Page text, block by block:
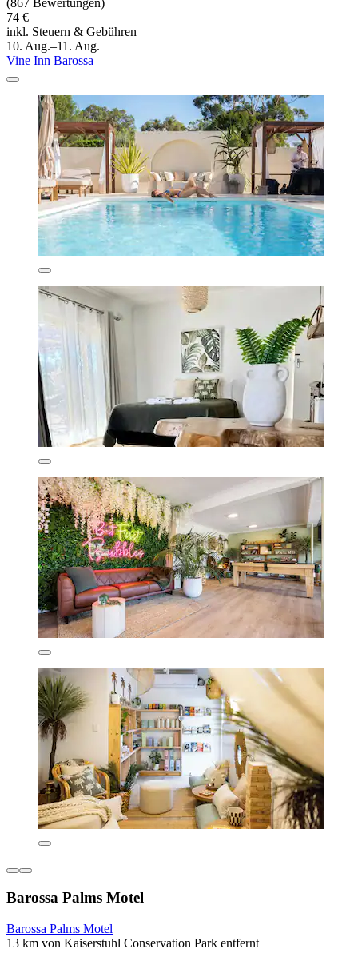
(867 Bewertungen)
74 €
inkl. Steuern & Gebühren
10. Aug.–11. Aug.
Vine Inn Barossa
Barossa Palms Motel
Barossa Palms Motel
13 km von Kaiserstuhl Conservation Park entfernt